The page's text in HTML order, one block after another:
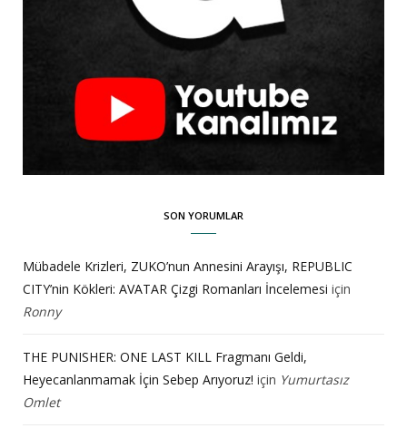
SON YORUMLAR
Mübadele Krizleri, ZUKO’nun Annesini Arayışı, REPUBLIC
CITY’nin Kökleri: AVATAR Çizgi Romanları İncelemesi için
Ronny
THE PUNISHER: ONE LAST KILL Fragmanı Geldi,
Heyecanlanmamak İçin Sebep Arıyoruz! için Yumurtasız
Omlet